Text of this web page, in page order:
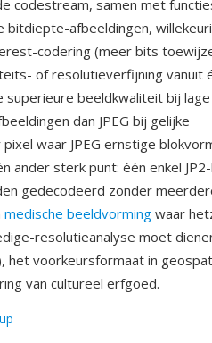
codestream, samen met
bitdiepte-afbeeldingen,
codering (meer bits
of resolutieverfijning vanuit
superieure beeldkwaliteit bij
dan JPEG bij gelijke
waar JPEG ernstige
ander sterk punt: één enkel
gedecodeerd zonder
medische beeldvorming waar
resolutieanalyse moet
het voorkeursformaat in
van cultureel erfgoed.